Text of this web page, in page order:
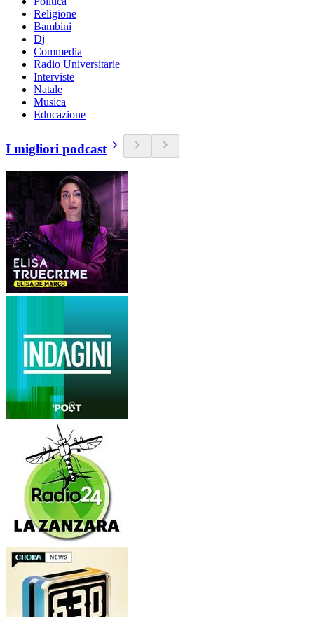
Religione
Bambini
Dj
Commedia
Radio Universitarie
Interviste
Natale
Musica
Educazione
I migliori podcast